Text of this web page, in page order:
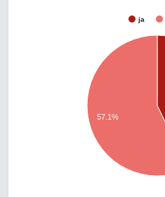
ja
57.1%